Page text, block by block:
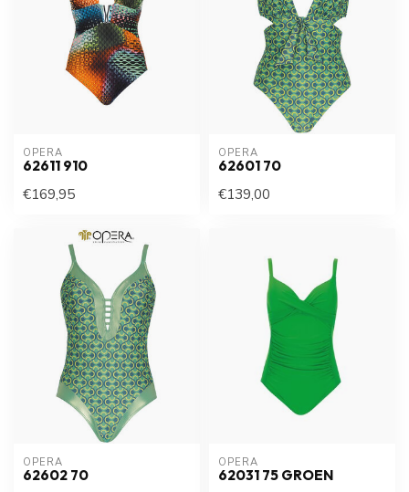
OPERA
62611 910
€169,95
OPERA
62601 70
€139,00
OPERA
62602 70
OPERA
62031 75 GROEN